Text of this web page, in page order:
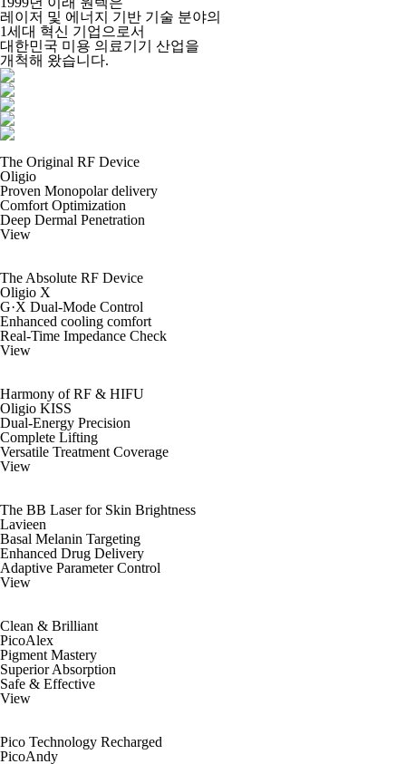
레이저 및 에너지 기반 기술 분야의
1세대 혁신 기업으로서
대한민국 미용 의료기기 산업을
개척해 왔습니다.
The Original RF Device
Oligio
Proven Monopolar delivery
Comfort Optimization
Deep Dermal Penetration
View
The Absolute RF Device
Oligio X
G·X Dual-Mode Control
Enhanced cooling comfort
Real-Time Impedance Check
View
Harmony of RF & HIFU
Oligio KISS
Dual-Energy Precision
Complete Lifting
Versatile Treatment Coverage
View
The BB Laser for Skin Brightness
Lavieen
Basal Melanin Targeting
Enhanced Drug Delivery
Adaptive Parameter Control
View
Clean & Brilliant
PicoAlex
Pigment Mastery
Superior Absorption
Safe & Effective
View
Pico Technology Recharged
PicoAndy